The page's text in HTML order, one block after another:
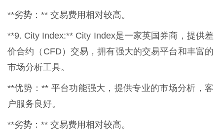
**劣势：** 交易费用相对较高。
**9. City Index:** City Index是一家英国券商，提供差
价合约（CFD）交易，拥有强大的交易平台和丰富的
市场分析工具。
**优势：** 平台功能强大，提供专业的市场分析，客
户服务良好。
**劣势：** 交易费用相对较高。